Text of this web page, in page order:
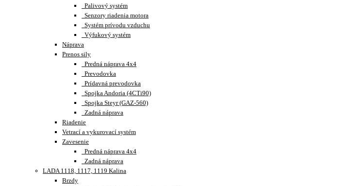
Palivový systém
Senzory riadenia motora
Systém prívodu vzduchu
Výfukový systém
Náprava
Prenos sily
Predná náprava 4x4
Prevodovka
Prídavná prevodovka
Spojka Andoria (4CTi90)
Spojka Steyr (GAZ-560)
Zadná náprava
Riadenie
Vetrací a vykurovací systém
Zavesenie
Predná náprava 4x4
Zadná náprava
LADA 1118, 1117, 1119 Kalina
Brzdy